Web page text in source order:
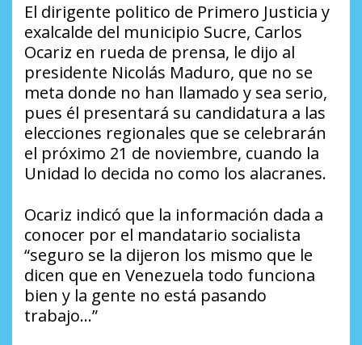
El dirigente politico de Primero Justicia y
exalcalde del municipio Sucre, Carlos
Ocariz en rueda de prensa, le dijo al
presidente Nicolás Maduro, que no se
meta donde no han llamado y sea serio,
pues él presentará su candidatura a las
elecciones regionales que se celebrarán
el próximo 21 de noviembre, cuando la
Unidad lo decida no como los alacranes.
Ocariz indicó que la información dada a
conocer por el mandatario socialista
“seguro se la dijeron los mismo que le
dicen que en Venezuela todo funciona
bien y la gente no está pasando
trabajo…”